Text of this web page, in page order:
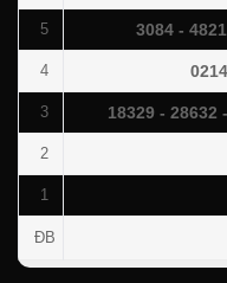
5 3084 -
4
3 18329 - 28632
2
1
ĐB